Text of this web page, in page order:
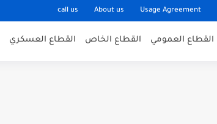
Usage Agreement
About us
call us
القطاع العمومي القطاع الخاص القطاع العسكري